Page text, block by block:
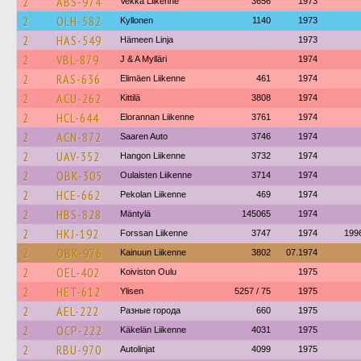
2 OLH-582 Kyllonen 1140 1973
2 HAS-549 Hämeen Linja 1973
2 VBL-879 J & A Mylläri 1974
2 RAS-636 Elimäen Liikenne 461 1974
2 ACU-262 Kittilä 3808 1974
2 HCL-644 Elorannan Liikenne 3761 1974
2 ACN-872 Saaren Auto 3746 1974
2 UAV-352 Hangon Liikenne 3732 1974
2 OBK-305 Oulaisten Liikenne 3714 1974
2 HCE-662 Pekolan Liikenne 469 1974
2 HBS-828 Mäntylä 145065 1974
2 HKJ-192 Forssan Liikenne 3747 1974
2 OBK-976 Kainuun Liikenne 3802 07.1974
2 OEL-402 Koiviston Oulu 1975
2 HET-612 Ylisen 5257 / 75 1975
2 AEL-222 Разные города 660 1975
2 OCP-222 Käkelän Liikenne 4031 1975
2 RBU-970 Autolinjat 4099 1975